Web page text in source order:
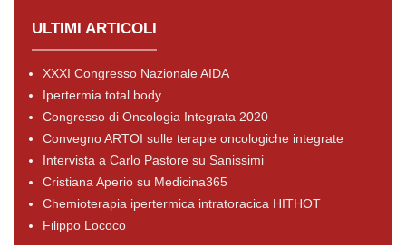
ULTIMI ARTICOLI
XXXI Congresso Nazionale AIDA
Ipertermia total body
Congresso di Oncologia Integrata 2020
Convegno ARTOI sulle terapie oncologiche integrate
Intervista a Carlo Pastore su Sanissimi
Cristiana Aperio su Medicina365
Chemioterapia ipertermica intratoracica HITHOT
Filippo Lococo